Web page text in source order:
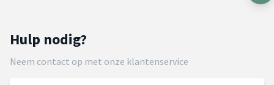
Hulp nodig?
Neem contact op met onze klantenservice